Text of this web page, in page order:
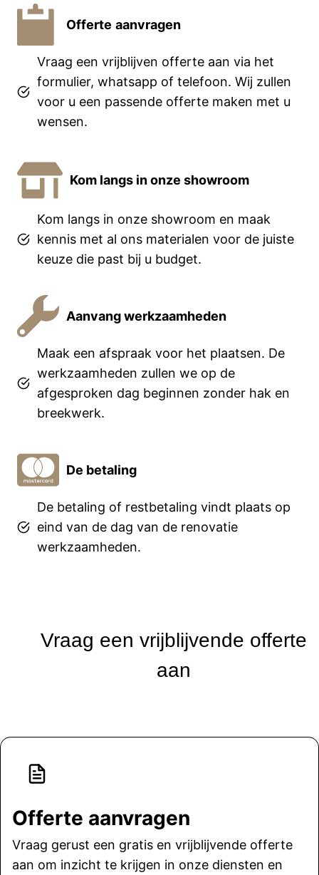
Offerte aanvragen
Vraag een vrijblijven offerte aan via het
formulier, whatsapp of telefoon. Wij zullen
voor u een passende offerte maken met u
wensen.
Kom langs in onze showroom
Kom langs in onze showroom en maak
kennis met al ons materialen voor de juiste
keuze die past bij u budget.
Aanvang werkzaamheden
Maak een afspraak voor het plaatsen. De
werkzaamheden zullen we op de
afgesproken dag beginnen zonder hak en
breekwerk.
De betaling
De betaling of restbetaling vindt plaats op
eind van de dag van de renovatie
werkzaamheden.
Vraag een vrijblijvende offerte
aan
Offerte aanvragen
Vraag gerust een gratis en vrijblijvende offerte
aan om inzicht te krijgen in onze diensten en